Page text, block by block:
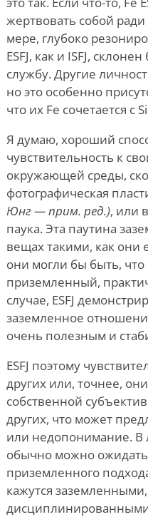
жертвовать собой
мере, глубоко
ESFJ, как и ISFJ,
службу. Другие
но это особенно
что их Fe сочетается с
Я думаю, хороший
чувствительность к
окружающей среды,
фотографическая
Юнг — прим. ред.), или
паука. Эта паутина
вещах такими, как они
они могли бы быть, что
приземленный,
случае, ESFJ
заземленное
очень полезным и
ESFJ поэтому
других или, точнее,
собственной
других, что может
или недопонимание. В
обычно можно
приземленного
кажутся